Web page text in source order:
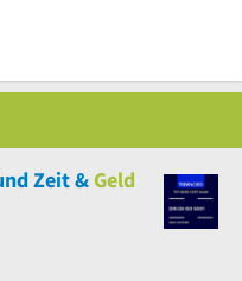
Zeit &Geld